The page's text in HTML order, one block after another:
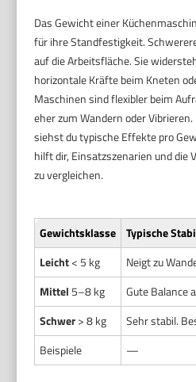
Das Gewicht einer
für ihre Standfestigkeit.
auf die Arbeitsfläche. Sie
horizontale Kräfte beim Kneten
Maschinen sind flexibler beim
eher zum Wandern oder
siehst du typische Effekte pro
hilft dir, Einsatzszenarien und die
zu vergleichen.
Gewichtsklasse
Typische
Leicht< 5 kg
Neigt zu
Mittel 5–8 kg
Gute Balance
Schwer> 8 kg
Sehr stabil.
Beispiele
—